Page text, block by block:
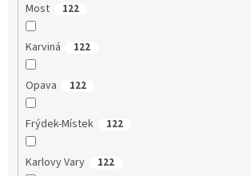
Most 122
Karviná 122
Opava 122
Frýdek-Místek 122
Karlovy Vary 122